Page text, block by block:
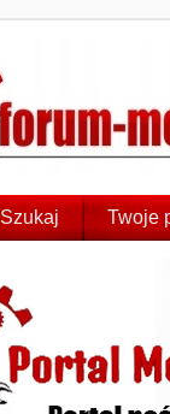
Szukaj Twoje